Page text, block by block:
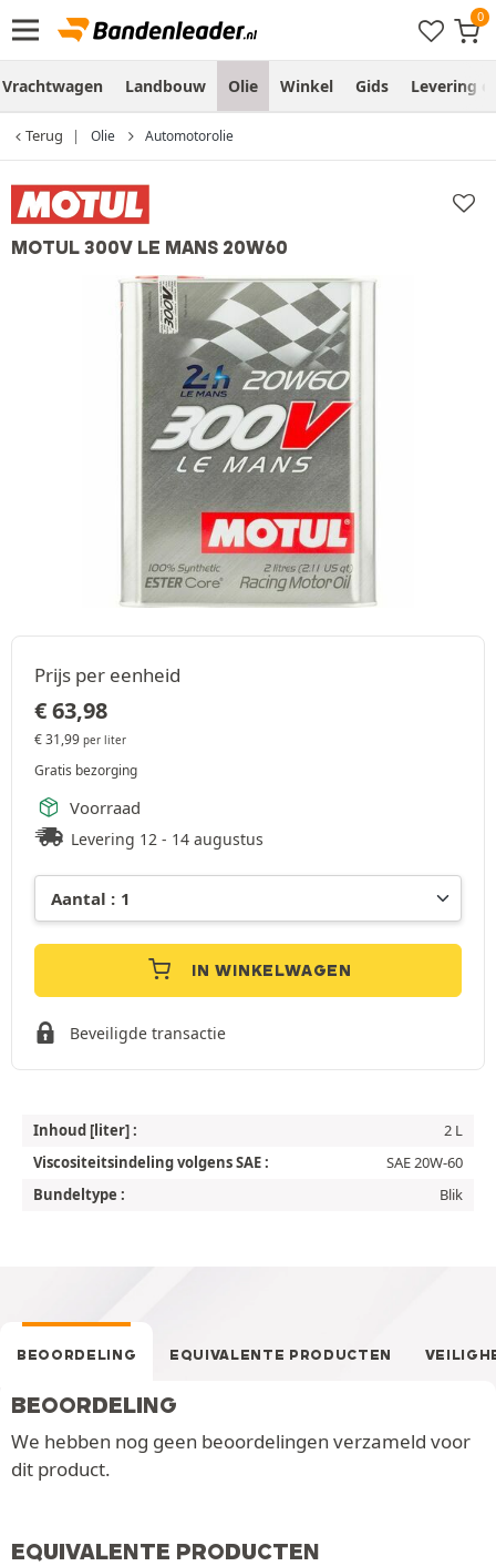
Vrachtwagen Landbouw Olie Winkel Gids Levering
Terug Olie Automotorolie
MOTUL 300V LE MANS 20W60
Prijs per eenheid
€63,98
€31,99 per liter
Gratis bezorging
Voorraad
Levering 12 - 14 augustus
IN WINKELWAGEN
Beveiligde transactie
Inhoud [liter] :
2 L
Viscositeitsindeling volgens SAE :
SAE 20W-60
Bundeltype :
Blik
BEOORDELING EQUIVALENTE PRODUCTEN
BEOORDELING
We hebben nog geen beoordelingen verzameld voor
dit product.
EQUIVALENTE PRODUCTEN